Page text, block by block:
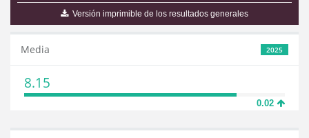
Versión imprimible de los resultados generales
2025
Media
8.15
0.02